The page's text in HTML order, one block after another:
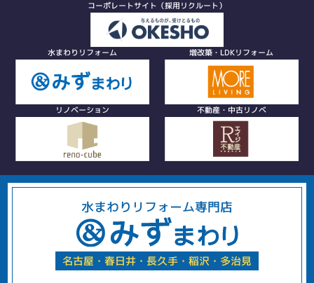
コーポレートサイト（採用リクルート）
水まわりリフォーム 増改築・LDKリフォーム
リノベーション 不動産・中古リノベ
水まわりリフォーム専門店
名古屋・春日井・長久手・稲沢・多治見